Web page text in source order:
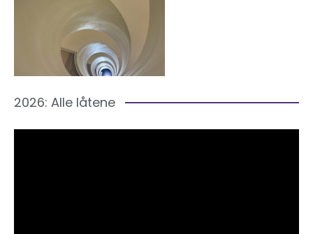
2026: Alle låtene